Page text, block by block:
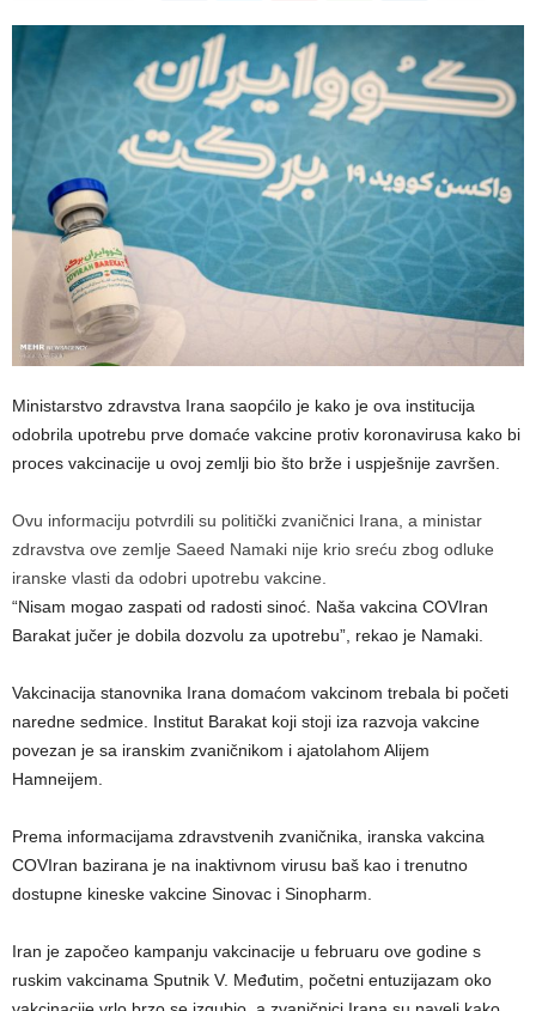
Ministarstvo zdravstva Irana saopćilo je kako je ova institucija
odobrila upotrebu prve domaće vakcine protiv koronavirusa kako bi
proces vakcinacije u ovoj zemlji bio što brže i uspješnije završen.
Ovu informaciju potvrdili su politički zvaničnici Irana, a ministar
zdravstva ove zemlje Saeed Namaki nije krio sreću zbog odluke
iranske vlasti da odobri upotrebu vakcine.
“Nisam mogao zaspati od radosti sinoć. Naša vakcina COVIran
Barakat jučer je dobila dozvolu za upotrebu”, rekao je Namaki.
Vakcinacija stanovnika Irana domaćom vakcinom trebala bi početi
naredne sedmice. Institut Barakat koji stoji iza razvoja vakcine
povezan je sa iranskim zvaničnikom i ajatolahom Alijem
Hamneijem.
Prema informacijama zdravstvenih zvaničnika, iranska vakcina
COVIran bazirana je na inaktivnom virusu baš kao i trenutno
dostupne kineske vakcine Sinovac i Sinopharm.
Iran je započeo kampanju vakcinacije u februaru ove godine s
ruskim vakcinama Sputnik V. Međutim, početni entuzijazam oko